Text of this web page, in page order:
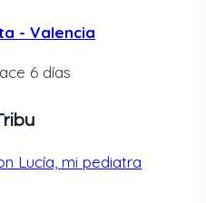
- Valencia
6 días
Lucía, mi pediatra